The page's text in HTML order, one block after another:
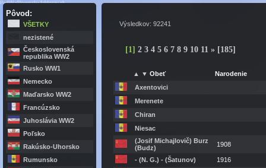
PadliNaSlovensku.feldgrau.sk
Pôvod:
VŠETKY
nezistené
Československá
republika WW2
Rusko WW1
Nemecko
Maďarsko WW2
Francúzsko
Juhoslávia WW2
Poľsko
Rakúsko-Uhorsko
Rumunsko
Výsledkov: 92241
[1]23456789 10 11» [185]
▲ ▼ Obeť
Narodenie
Axentovici
Merenete
Chiran
Niesac
(Josif Michajlovič) Burz
(Budz)
1908
- (N. G.) - (Šatunov)
1916